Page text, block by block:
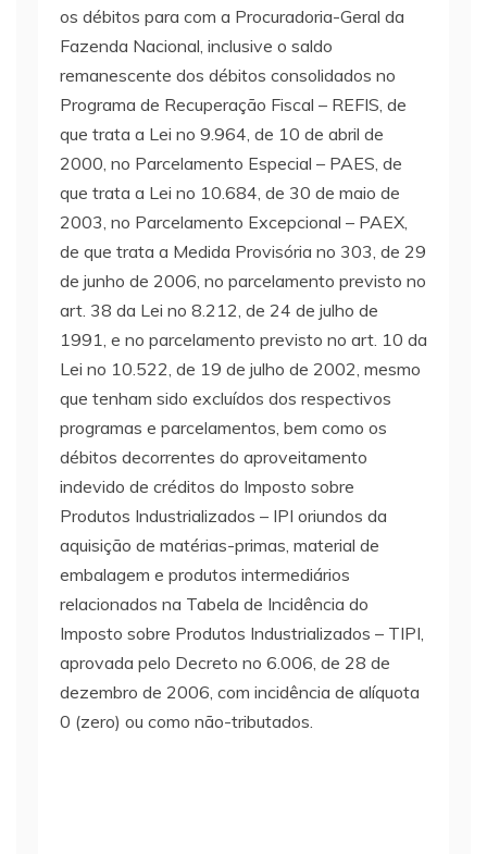
os débitos para com a Procuradoria-Geral da
Fazenda Nacional, inclusive o saldo
remanescente dos débitos consolidados no
Programa de Recuperação Fiscal – REFIS, de
que trata a Lei no 9.964, de 10 de abril de
2000, no Parcelamento Especial – PAES, de
que trata a Lei no 10.684, de 30 de maio de
2003, no Parcelamento Excepcional – PAEX,
de que trata a Medida Provisória no 303, de 29
de junho de 2006, no parcelamento previsto no
art. 38 da Lei no 8.212, de 24 de julho de
1991, e no parcelamento previsto no art. 10 da
Lei no 10.522, de 19 de julho de 2002, mesmo
que tenham sido excluídos dos respectivos
programas e parcelamentos, bem como os
débitos decorrentes do aproveitamento
indevido de créditos do Imposto sobre
Produtos Industrializados – IPI oriundos da
aquisição de matérias-primas, material de
embalagem e produtos intermediários
relacionados na Tabela de Incidência do
Imposto sobre Produtos Industrializados – TIPI,
aprovada pelo Decreto no 6.006, de 28 de
dezembro de 2006, com incidência de alíquota
0 (zero) ou como não-tributados.